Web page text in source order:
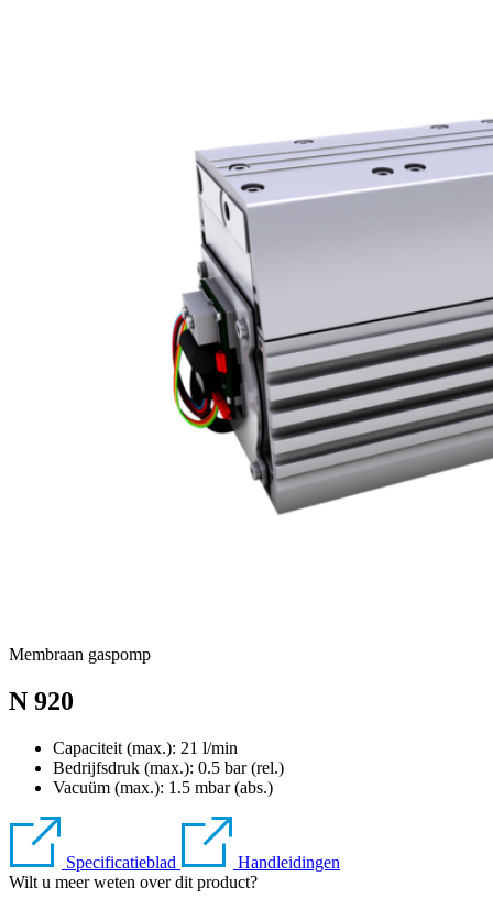
Membraan gaspomp
N 920
Capaciteit (max.): 21 l/min
Bedrijfsdruk (max.): 0.5 bar (rel.)
Vacuüm (max.): 1.5 mbar (abs.)
Specificatieblad
Handleidingen
Wilt u meer weten over dit product?